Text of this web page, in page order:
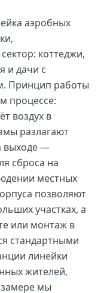
аэробных
коттеджи,
и дачи с
Принцип работы
процессе:
воздух в
разлагают
выходе —
сброса на
местных
позволяют
участках, а
или монтаж в
стандартными
линейки
жителей,
мы